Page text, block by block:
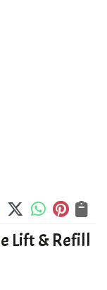
Lift & Refill